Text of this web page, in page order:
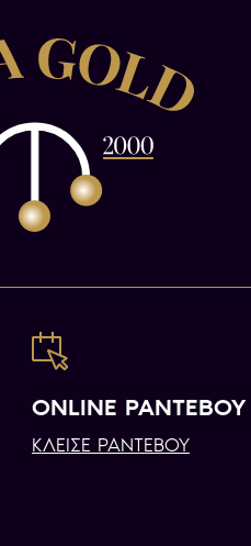
ONLINE ΡΑΝΤΕΒΟΥ
ΚΛΕΙΣΕ ΡΑΝΤΕΒΟΥ